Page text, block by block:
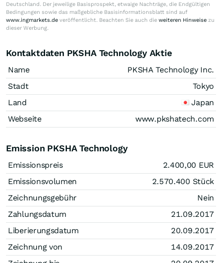
Deutschland. Der jeweilige Basisprospekt, etwaige Nachträge, die Endgültigen
Bedingungen sowie das maßgebliche Basisinformationsblatt sind auf
www.ingmarkets.de veröffentlicht. Beachten Sie auch die weiteren Hinweise zu
dieser Werbung.
Kontaktdaten PKSHA Technology Aktie
Name
PKSHA Technology Inc.
Stadt
Tokyo
Land
Japan
Webseite
www.pkshatech.com
Emission PKSHA Technology
Emissionspreis 2.400,00 EUR
Emissionsvolumen
2.570.400 Stück
Zeichnungsgebühr
Nein
Zahlungsdatum
21.09.2017
Liberierungsdatum
20.09.2017
Zeichnung von
14.09.2017